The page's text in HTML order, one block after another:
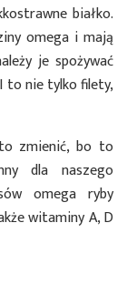
białko.
omega i mają
je spożywać
to nie tylko filety,
zmienić, bo to
dla naszego
omega ryby
witaminy A, D